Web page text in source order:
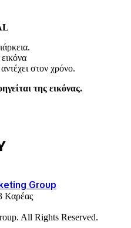
στον χρόνο.
της εικόνας.
Καρέας
All Rights Reserved.